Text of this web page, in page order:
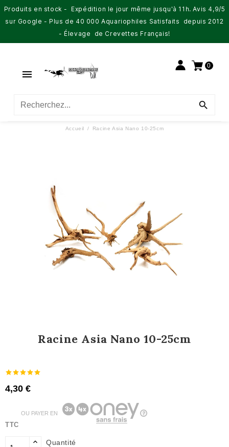
Produits en stock - Expédition le jour même jusqu'à 11h. Avis 4,9/5
sur Google - Plus de 40 000 Aquariophiles Satisfaits depuis 2012
- Élevage de Crevettes Français!

0

Accueil Racine Asia Nano 10-25cm
Racine Asia Nano 10-25cm
4,30 €
TTC
OU PAYER EN
Quantité